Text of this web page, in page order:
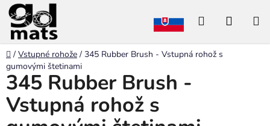
Prejsť
na
obsah
Hľadať
Domov
/ Vstupné rohože / 345 Rubber Brush - Vstupná rohož s
gumovými štetinami
345 Rubber Brush -
Vstupná rohož s